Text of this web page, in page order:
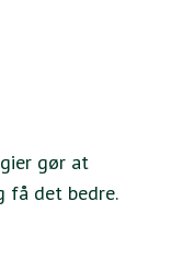
gør at
få det bedre.